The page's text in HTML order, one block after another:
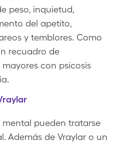
peso, inquietud,
del apetito,
y temblores. Como
recuadro de
con psicosis
pueden tratarse
Además de Vraylar o un